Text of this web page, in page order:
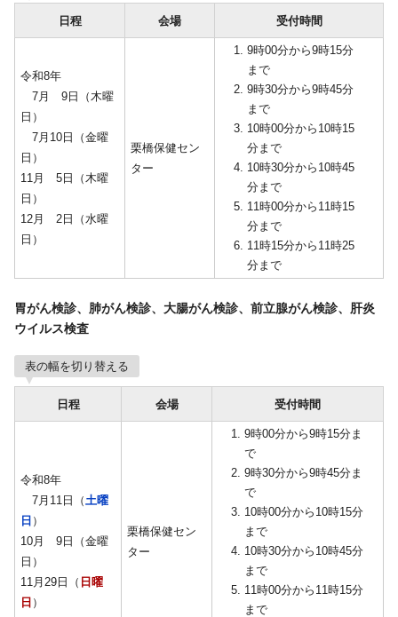
日程 会場 受付時間
令和8年
7月 9日（木曜
日）
7月10日（金曜
日）
11月 5日（木曜
日）
12月 2日（水曜
日）
栗橋保健セン
ター
9時00分から9時15分
まで
9時30分から9時45分
まで
10時00分から10時15
分まで
10時30分から10時45
分まで
11時00分から11時15
分まで
11時15分から11時25
分まで
胃がん検診、肺がん検診、大腸がん検診、前立腺がん検診、肝炎
ウイルス検査
表の幅を切り替える
日程 会場 受付時間
令和8年
7月11日（ 土曜
日 ）
10月 9日（金曜
日）
11月29日（ 日曜
日 ）
栗橋保健セン
ター
9時00分から9時15分ま
で
9時30分から9時45分ま
で
10時00分から10時15分
まで
10時30分から10時45分
まで
11時00分から11時15分
まで